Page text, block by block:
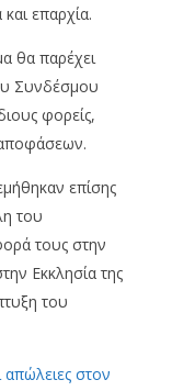
επαρχία.
θα παρέχει
Συνδέσμου
φορείς,
επίσης
του
τους στην
Εκκλησία της
του
απώλειες στον